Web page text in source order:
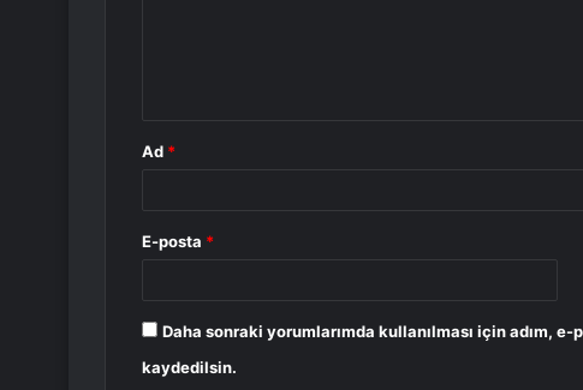
Ad *
E-posta *
Daha sonraki yorumlarımda kullanılması için adım,
kaydedilsin.